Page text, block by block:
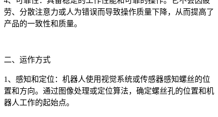
劳、分散注意力或人为错误而导致操作质量下降，从而提高了
产品的一致性和质量。
二、运作方式
1、感知和定位：机器人使用视觉系统或传感器感知螺丝的位
置和方向。通过图像处理或定位算法，确定螺丝孔的位置和机
器人工作的起始点。